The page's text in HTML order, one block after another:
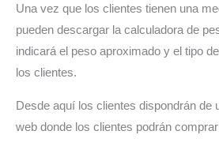
Una vez que los clientes tienen una
pueden descargar la calculadora de
indicará el peso aproximado y el tipo
los clientes.
Desde aquí los clientes dispondrán de
web donde los clientes podrán